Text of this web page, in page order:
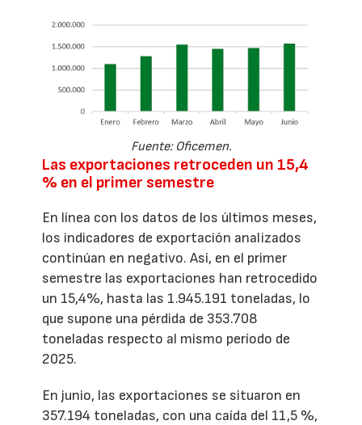
Fuente: Oficemen.
Las exportaciones retroceden un 15,4
% en el primer semestre
En línea con los datos de los últimos meses,
los indicadores de exportación analizados
continúan en negativo. Así, en el primer
semestre las exportaciones han retrocedido
un 15,4%, hasta las 1.945.191 toneladas, lo
que supone una pérdida de 353.708
toneladas respecto al mismo período de
2025.
En junio, las exportaciones se situaron en
357.194 toneladas, con una caída del 11,5 %,